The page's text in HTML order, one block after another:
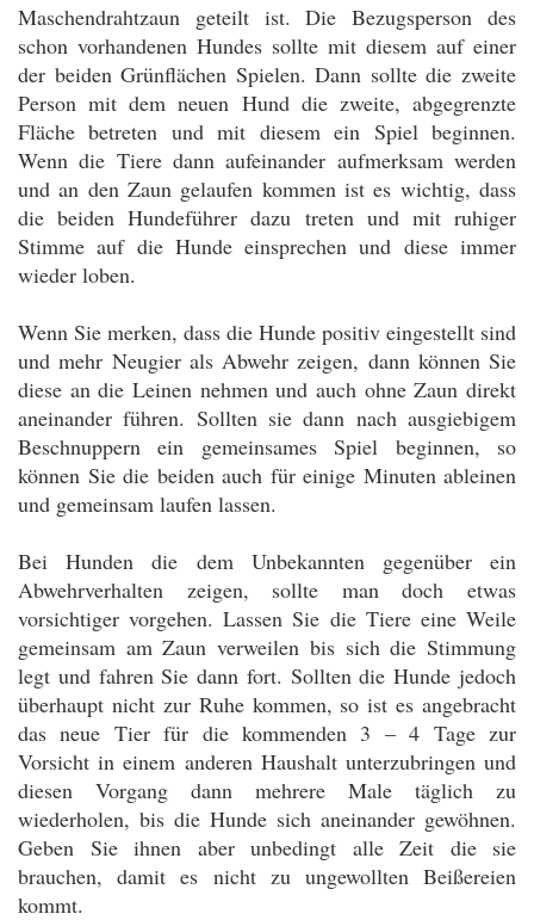
Maschendrahtzaun geteilt ist. Die Bezugsperson des
schon vorhandenen Hundes sollte mit diesem auf einer
der beiden Grünflächen Spielen. Dann sollte die zweite
Person mit dem neuen Hund die zweite, abgegrenzte
Fläche betreten und mit diesem ein Spiel beginnen.
Wenn die Tiere dann aufeinander aufmerksam werden
und an den Zaun gelaufen kommen ist es wichtig, dass
die beiden Hundeführer dazu treten und mit ruhiger
Stimme auf die Hunde einsprechen und diese immer
wieder loben.
Wenn Sie merken, dass die Hunde positiv eingestellt sind
und mehr Neugier als Abwehr zeigen, dann können Sie
diese an die Leinen nehmen und auch ohne Zaun direkt
aneinander führen. Sollten sie dann nach ausgiebigem
Beschnuppern ein gemeinsames Spiel beginnen, so
können Sie die beiden auch für einige Minuten ableinen
und gemeinsam laufen lassen.
Bei Hunden die dem Unbekannten gegenüber ein
Abwehrverhalten zeigen, sollte man doch etwas
vorsichtiger vorgehen. Lassen Sie die Tiere eine Weile
gemeinsam am Zaun verweilen bis sich die Stimmung
legt und fahren Sie dann fort. Sollten die Hunde jedoch
überhaupt nicht zur Ruhe kommen, so ist es angebracht
das neue Tier für die kommenden 3 – 4 Tage zur
Vorsicht in einem anderen Haushalt unterzubringen und
diesen Vorgang dann mehrere Male täglich zu
wiederholen, bis die Hunde sich aneinander gewöhnen.
Geben Sie ihnen aber unbedingt alle Zeit die sie
brauchen, damit es nicht zu ungewollten Beißereien
kommt.